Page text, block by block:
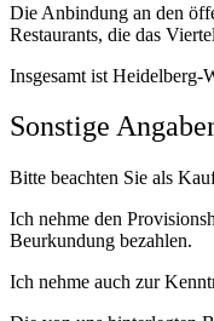
Die Anbindung an den
Restaurants, die das
Insgesamt ist Heidelberg-
Sonstige
Bitte beachten Sie als
Ich nehme den
Beurkundung bezahlen.
Ich nehme auch zur